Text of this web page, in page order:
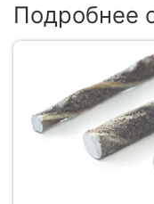
Подробнее